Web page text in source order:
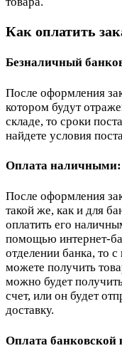
Как оплатить
Безналичный
После оформления
котором будут
складе, то сроки
найдете условия
Оплата наличными:
После оформления
такой же, как и для
оплатить его
помощью интернет-
отделении банка, то
можете получить
можно будет
счет, или он будет
доставку.
Оплата банковской